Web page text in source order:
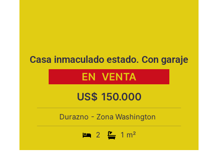
Casa inmaculado estado. Con garaje
EN VENTA
US$ 150.000
Durazno - Zona Washington
2
1 m²